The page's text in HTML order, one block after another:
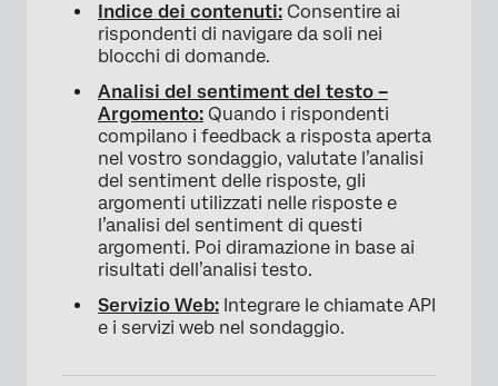
Indice dei contenuti: Consentire ai
rispondenti di navigare da soli nei
blocchi di domande.
Analisi del sentiment del testo –
Argomento: Quando i rispondenti
compilano i feedback a risposta aperta
nel vostro sondaggio, valutate l’analisi
del sentiment delle risposte, gli
argomenti utilizzati nelle risposte e
l’analisi del sentiment di questi
argomenti. Poi diramazione in base ai
risultati dell’analisi testo.
Servizio Web: Integrare le chiamate API
e i servizi web nel sondaggio.